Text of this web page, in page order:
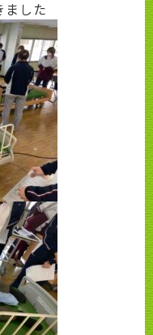
ました